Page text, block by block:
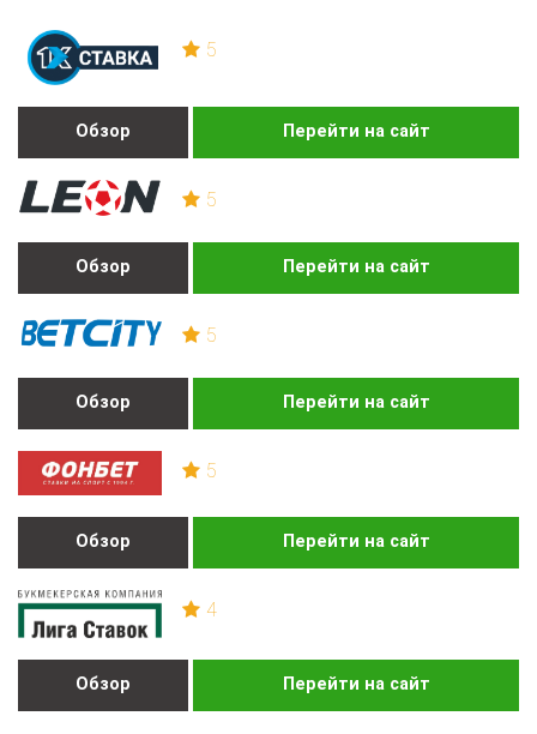
5
Обзор Перейти на сайт
5
Обзор Перейти на сайт
5
Обзор Перейти на сайт
5
Обзор Перейти на сайт
4
Обзор Перейти на сайт